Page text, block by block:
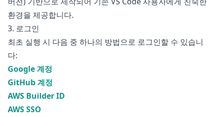
환경을 제공합니다.
3. 로그인
최초 실행 시 다음 중 하나의 방법으로 로그인할 수 있습니
다:
Google 계정
GitHub 계정
AWS Builder ID
AWS SSO